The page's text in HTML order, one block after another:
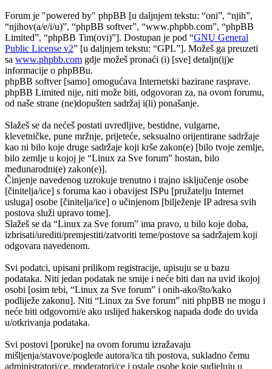
Forum je "powered by" phpBB [u daljnjem tekstu: “oni”, “njih”,
“njihov(a/e/i/u)”, “phpBB softver”, “www.phpbb.com”, “phpBB
Limited”, “phpBB Tim(ovi)”]. Dostupan je pod “GNU General
Public License v2” [u daljnjem tekstu: “GPL”]. Možeš ga preuzeti
sa www.phpbb.com gdje možeš pronaći (i) [sve] detaljn(ij)e
informacije o phpBBu.
phpBB softver [samo] omogućava Internetski bazirane rasprave.
phpBB Limited nije, niti može biti, odgovoran za, na ovom forumu,
od naše strane (ne)dopušten sadržaj i(li) ponašanje.
Slažeš se da nećeš postati uvredljive, bestidne, vulgarne,
klevetničke, pune mržnje, prijeteće, seksualno orijentirane sadržaje
kao ni bilo koje druge sadržaje koji krše zakon(e) [bilo tvoje zemlje,
bilo zemlje u kojoj je “Linux za Sve forum” hostan, bilo
međunarodni(e) zakon(e)].
Činjenje navedenog uzrokuje trenutno i trajno isključenje osobe
[činitelja/ice] s foruma kao i obavijest ISPu [pružatelju Internet
usluga] osobe [činitelja/ice] o učinjenom [bilježenje IP adresa svih
postova služi upravo tome].
Slažeš se da “Linux za Sve forum” ima pravo, u bilo koje doba,
izbrisati/urediti/premjestiti/zatvoriti teme/postove sa sadržajem koji
odgovara navedenom.
Svi podatci, upisani prilikom registracije, upisuju se u bazu
podataka. Niti jedan podatak ne smije i neće biti dan na uvid ikojoj
osobi [osim tebi, “Linux za Sve forum” i onih-ako/što/kako
podliježe zakonu]. Niti “Linux za Sve forum” niti phpBB ne mogu i
neće biti odgovorni/e ako uslijed hakerskog napada dođe do uvida
u/otkrivanja podataka.
Svi postovi [poruke] na ovom forumu izražavaju
mišljenja/stavove/poglede autora/ica tih postova, sukladno čemu
administratori/ce, moderatori/ce i ostale osobe koje sudjeluju u